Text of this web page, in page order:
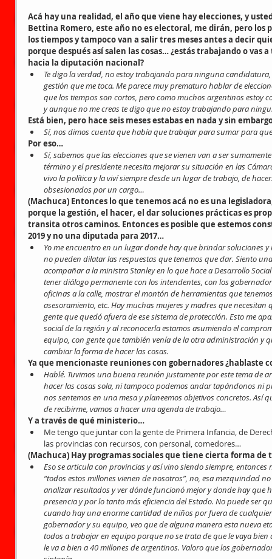
Acá hay una realidad, el año que viene hay elecciones, y
Bettina Romero, este año no es electoral, me dirán, pero los
los tiempos y tampoco van a salir tres meses antes a decir
porque después así salen las cosas… ¿estás trabajando o
hacia la diputación nacional?
Te digo la verdad, no estoy trabajando para ninguna
gestión que me toca. Me parece muy prematuro hablar de
que los tiempos son cortos, pero como muchos argentinos estoy
y aunque no me creas te digo que no estoy trabajando para
Está bien, pero hace seis meses estabas en nada y sin
Sí, nos dimos cuenta que había que trabajar para sumar para
Por eso…
Sí, sabemos que las elecciones que se vienen van a ser
término y el presidente necesita mejorar su situación en las
vivo la política y la viví siempre desde un lugar de trabajo, de
obsesionados por un cargo…
(Machuca) Entonces lo que tenemos acá no es una
porque la gestión, el hacer, el dar soluciones prácticas es
transita otros caminos. Entonces es posible que estemos
2019 y no una diputada para 2017…
Yo me encuentro en un lugar donde hay que brindar soluciones
no pueden dilatar las respuestas que tenemos que dar. Siento
acompañar a la ministra Stanley en lo que hace a Desarrollo
tener diálogo permanente con los intendentes, con los
oficinas a la calle, mostrar el montón de herramientas que
asesoramiento, etc. Hay muchas mujeres y madres que
gente que quedó afuera de ese sistema de protección. Esto me
social de la región y al reconocerla estamos asumiendo el
equipo, con gente que también venía de la otra administración y
cambiar la forma de hacer las cosas.
Ya que mencionaste reuniones con gobernadores ¿hablaste
Hablé. Tuvimos una buena reunión justamente por este tema de
hacer las cosas sola, ni tampoco podemos andar tapándonos ni
nos sentemos en una mesa y planeemos objetivos concretos. Así
de recibirme, vamos a hacer una agenda de trabajo…
Y a través de qué ministerio…
Me tengo que juntar con la gente de Primera Infancia, de
las provincias con recursos, con personal, comedores…
(Machuca) Hay programas sociales que tiene cierta forma
Eso se articula con provincias y así vino siendo siempre,
“todos estos millones vienen de nosotros”, no, esa mezquindad
analizar resultados y ver dónde funcionó mejor y donde hay que
presencia y por lo tanto más eficiencia del Estado. No puede ser
cuando hay una enorme cantidad de niños por fuera de
gobernador y su equipo, veo que de alguna manera esta nueva
todos a trabajar en equipo porque no se trata de que le vaya
le va a bien a 40 millones de argentinos. Valoro que los